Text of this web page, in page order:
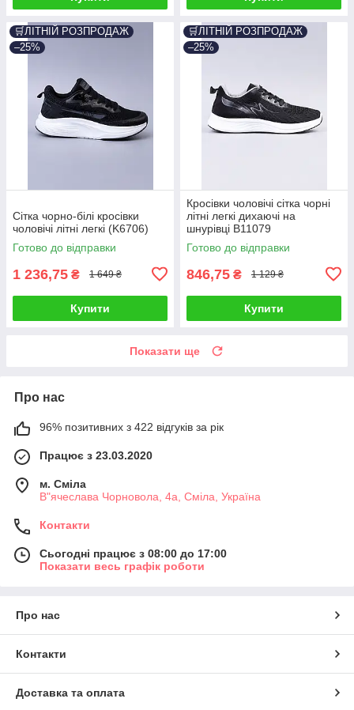
🛒ЛІТНІЙ РОЗПРОДАЖ
–25%
Сітка чорно-білі кросівки
чоловічі літні легкі (K6706)
Готово до відправки
1 236,75 ₴ 1 649 ₴
Купити
🛒ЛІТНІЙ РОЗПРОДАЖ
–25%
Кросівки чоловічі сітка чорні
літні легкі дихаючі на
шнурівці B11079
Готово до відправки
846,75 ₴ 1 129 ₴
Купити
Показати ще
Про нас
96% позитивних з 422 відгуків за рік
Працює з 23.03.2020
м. Сміла
В"ячеслава Чорновола, 4а, Сміла, Україна
Контакти
Сьогодні працює з 08:00 до 17:00
Показати весь графік роботи
Про нас
Контакти
Доставка та оплата